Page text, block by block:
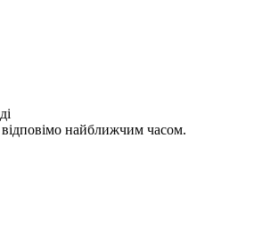
найближчим часом.